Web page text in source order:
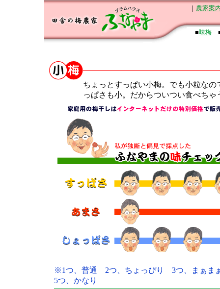
｜ 農家案
■味梅
ちょっとすっぱい小梅。でも小粒なの
っぱさも小。だからついつい食べちゃ
※1つ、普通 2つ、ちょっぴり 3つ、まぁ
5つ、かなり